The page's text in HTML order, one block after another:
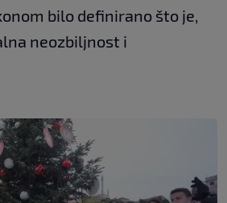
bilo definirano što je,
neozbiljnost i